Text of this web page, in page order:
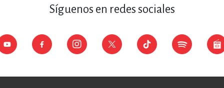
Síguenos en redes sociales